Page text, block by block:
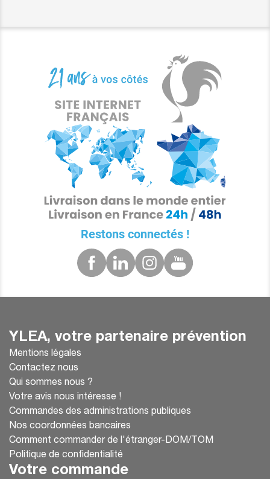
Restons connectés !
YLEA, votre partenaire prévention
Mentions légales
Contactez nous
Qui sommes nous ?
Votre avis nous intéresse !
Commandes des administrations publiques
Nos coordonnées bancaires
Comment commander de l'étranger-DOM/TOM
Politique de confidentialité
Votre commande